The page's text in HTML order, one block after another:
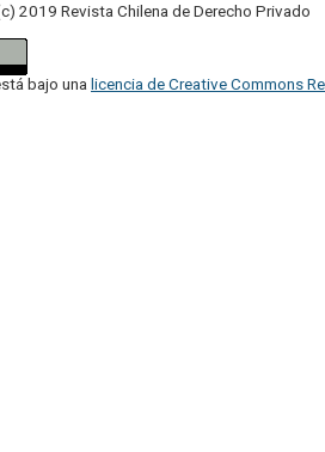
2019 Revista Chilena de Derecho Privado
bajo una licencia de Creative Commons